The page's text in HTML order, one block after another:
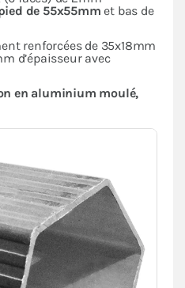
de 55x55mm et bas de
renforcées de 35x18mm
d’épaisseur avec
en aluminium moulé,